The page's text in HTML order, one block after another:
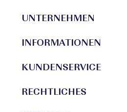
UNTERNEHMEN
INFORMATIONEN
KUNDENSERVICE
RECHTLICHES